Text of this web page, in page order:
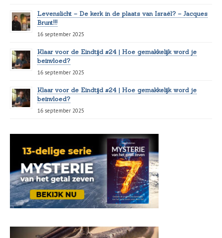
Levenslicht – De kerk in de plaats van Israël? – Jacques
Brunt!!!
16 september 2025
Klaar voor de Eindtijd #24 | Hoe gemakkelijk word je
beïnvloed?
16 september 2025
Klaar voor de Eindtijd #24 | Hoe gemakkelijk word je
beïnvloed?
16 september 2025